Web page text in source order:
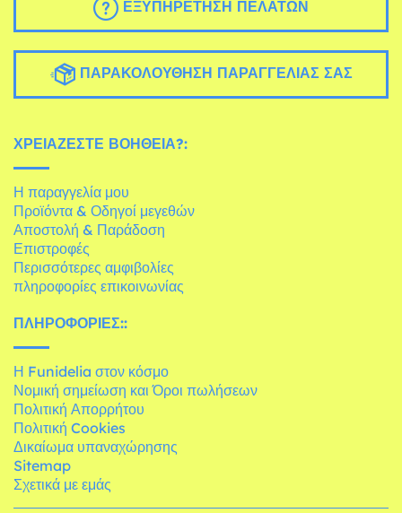
ΕΞΥΠΗΡΈΤΗΣΗ ΠΕΛΑΤΏΝ
ΠΑΡΑΚΟΛΟΎΘΗΣΗ ΠΑΡΑΓΓΕΛΊΑΣ ΣΑΣ
ΧΡΕΙΆΖΕΣΤΕ ΒΟΉΘΕΙΑ?:
Η παραγγελία μου
Προϊόντα & Οδηγοί μεγεθών
Αποστολή & Παράδοση
Επιστροφές
Περισσότερες αμφιβολίες
πληροφορίες επικοινωνίας
ΠΛΗΡΟΦΟΡΊΕΣ::
Η Funidelia στον κόσμο
Νομική σημείωση και Όροι πωλήσεων
Πολιτική Απορρήτου
Πολιτική Cookies
Δικαίωμα υπαναχώρησης
Sitemap
Σχετικά με εμάς